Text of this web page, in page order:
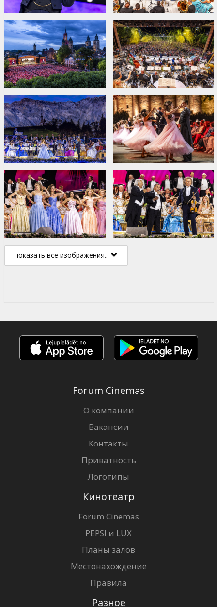
показать все изображения...
Forum Cinemas
О компании
Вакансии
Контакты
Приватность
Логотипы
Кинотеатр
Forum Cinemas
PEPSI и LUX
Планы залов
Местонахождение
Правила
Разное